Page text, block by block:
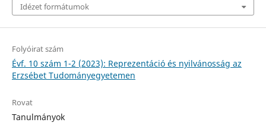
Idézet formátumok
Folyóirat szám
Évf. 10 szám 1-2 (2023): Reprezentáció és nyilvánosság az
Erzsébet Tudományegyetemen
Rovat
Tanulmányok